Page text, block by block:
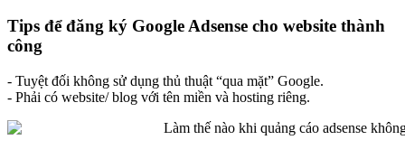
Tips để đăng ký Google Adsense cho website thành
công
- Tuyệt đối không sử dụng thủ thuật “qua mặt” Google.
- Phải có website/ blog với tên miền và hosting riêng.